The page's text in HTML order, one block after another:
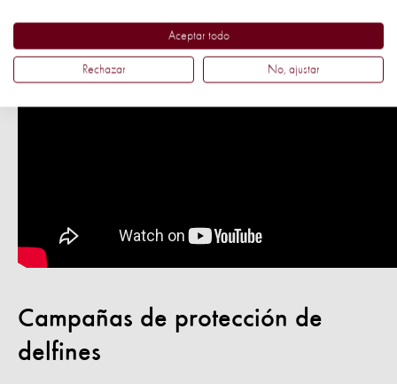
Campañas de protección de
delfines
Aceptar todo
Rechazar No, ajustar